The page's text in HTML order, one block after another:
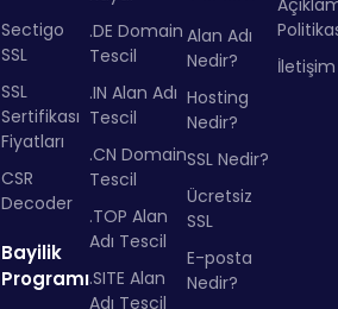
Sectigo
SSL
SSL
Sertifikası
Fiyatları
CSR
Decoder
Bayilik
Programı
.DE Domain
Tescil
.IN Alan Adı
Tescil
.CN Domain
Tescil
.TOP Alan
Adı Tescil
.SITE Alan
Adı Tescil
Alan Adı
Nedir?
Hosting
Nedir?
SSL Nedir?
Ücretsiz
SSL
E-posta
Nedir?
İletişim